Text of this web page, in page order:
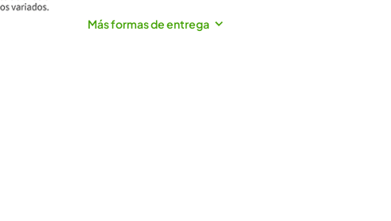
Más formas de entrega